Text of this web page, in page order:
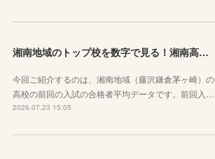
湘南地域のトップ校を数字で見る！湘南高校&鎌倉高校&茅ケ崎北陵高校
今回ご紹介するのは、湘南地域（藤沢鎌倉茅ヶ崎）の
高校の前回の入試の合格者平均データです。前回入…
2026.07.23 15:05